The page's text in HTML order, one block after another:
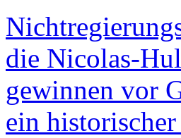
die Nicolas-
gewinnen vor
ein